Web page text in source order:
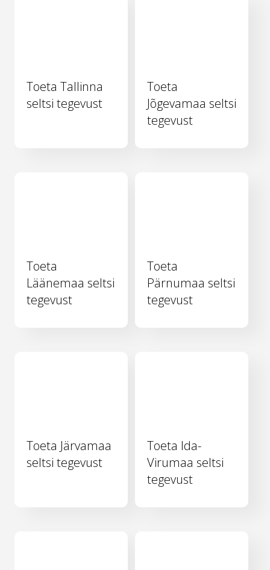
Toeta Tallinna
seltsi tegevust
Toeta
Jõgevamaa seltsi
tegevust
Toeta
Läänemaa seltsi
tegevust
Toeta
Pärnumaa seltsi
tegevust
Toeta Järvamaa
seltsi tegevust
Toeta Ida-
Virumaa seltsi
tegevust